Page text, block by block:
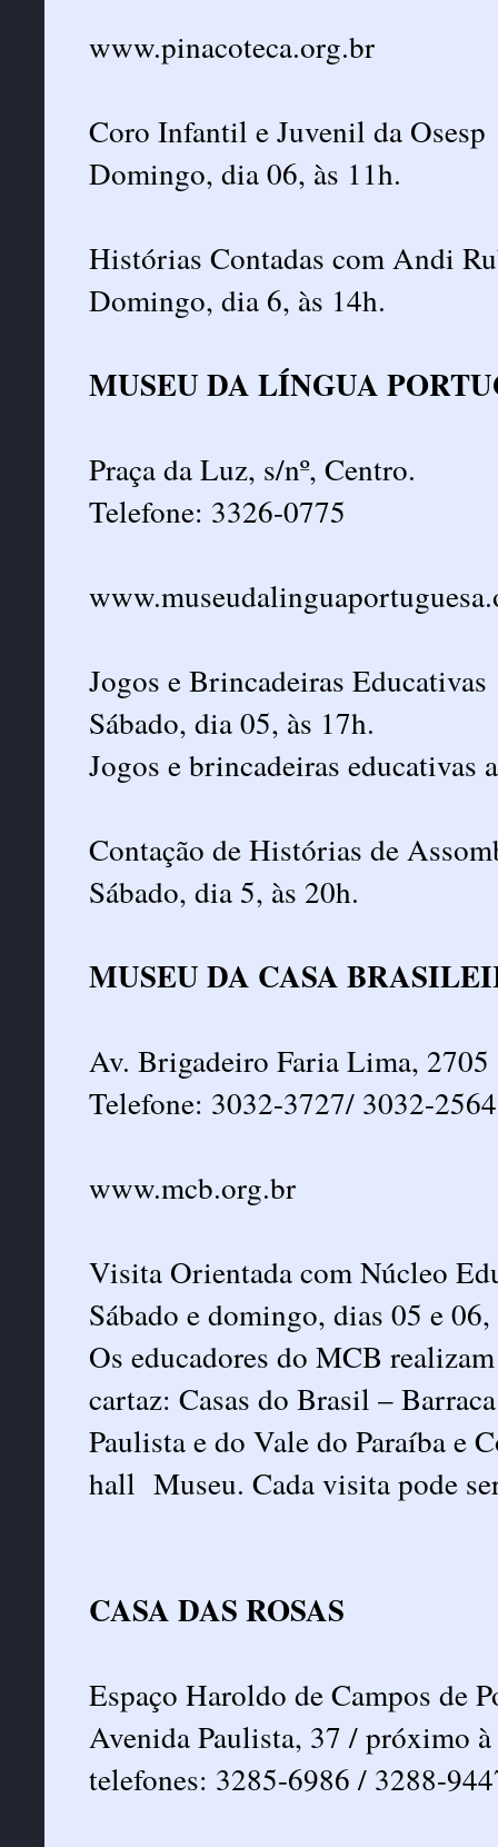
www.pinacoteca.org.br
Coro Infantil e Juvenil da Osesp
Domingo, dia 06, às 11h.
Histórias Contadas com Andi
Domingo, dia 6, às 14h.
MUSEU DA LÍNGUA
Praça da Luz, s/nº, Centro.
Telefone: 3326-0775
Jogos e Brincadeiras Educativas
Sábado, dia 05, às 17h.
Jogos e brincadeiras
Contação de Histórias de
Sábado, dia 5, às 20h.
MUSEU DA CASA
Av. Brigadeiro Faria Lima, 2705
Telefone: 3032-3727/ 3032-2564
www.mcb.org.br
Visita Orientada com Núcleo
Sábado e domingo, dias 05 e
Os educadores do MCB
cartaz: Casas do Brasil –
Paulista e do Vale do Paraíba e
hall Museu. Cada visita pode
CASA DAS ROSAS
Espaço Haroldo de Campos de
Avenida Paulista, 37 / próximo
telefones: 3285-6986 / 3288-